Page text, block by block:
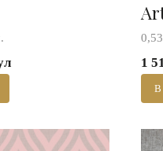
1
В